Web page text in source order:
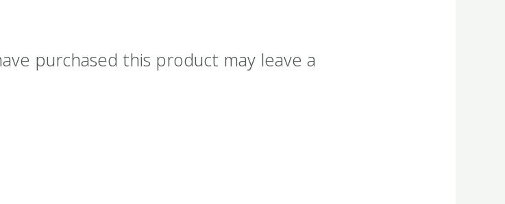
purchased this product may leave a